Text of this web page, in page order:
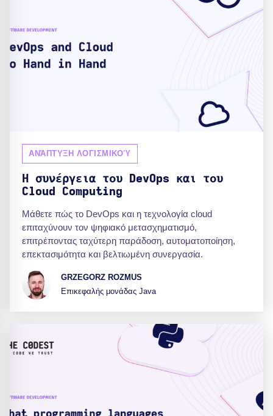
ΑΝΆΠΤΥΞΗ ΛΟΓΙΣΜΙΚΟΎ
Η συνέργεια του DevOps και του
Cloud Computing
Μάθετε πώς το DevOps και η τεχνολογία cloud
επιταχύνουν τον ψηφιακό μετασχηματισμό,
επιτρέποντας ταχύτερη παράδοση, αυτοματοποίηση,
επεκτασιμότητα και βελτιωμένη συνεργασία.
GRZEGORZ ROZMUS
Επικεφαλής μονάδας Java